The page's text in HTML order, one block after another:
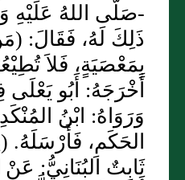
-صَلَّى اللهُ عَلَيْهِ
ذَلِكَ لَهُ، فَقَالَ:
بِمَعْصَيَةٍ، فَلاَ
أَخْرَجَهُ: أَبُو
وَرَوَاهُ: ابْنُ
الحَكَمِ، فَأَرْسَلَهُ. (2/13)
ثَابِتٌ البُنَانِيُّ: